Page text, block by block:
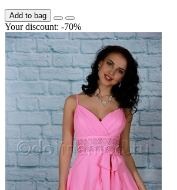
Add to bag
Your discount: -70%